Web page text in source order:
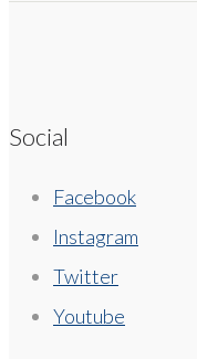
Social
Facebook
Instagram
Twitter
Youtube